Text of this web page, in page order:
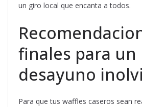
un giro local que encanta a todos.
finales para un
desayuno
Para que tus waffles caseros sean